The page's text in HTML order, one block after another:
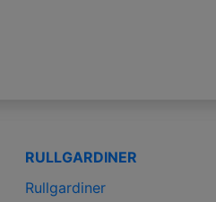
RULLGARDINER
Rullgardiner